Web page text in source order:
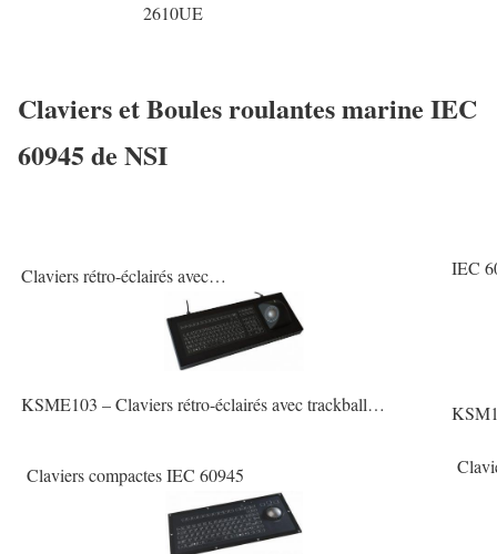
2610UE
Claviers et Boules roulantes marine IEC
60945 de NSI
Claviers rétro-éclairés avec…
KSME103 – Claviers rétro-éclairés avec trackball…
IEC
Claviers compactes IEC 60945